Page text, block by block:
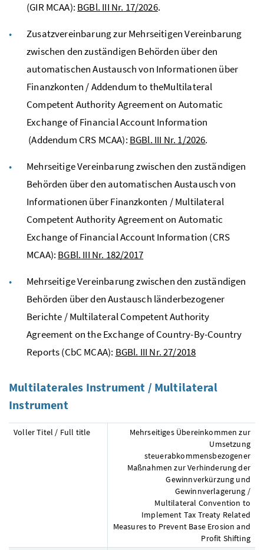
(GIR MCAA): BGBl. III Nr. 17/2026.
Zusatzvereinbarung zur Mehrseitigen Vereinbarung
zwischen den zuständigen Behörden über den
automatischen Austausch von Informationen über
Finanzkonten / Addendum to theMultilateral
Competent Authority Agreement on Automatic
Exchange of Financial Account Information
(Addendum CRS MCAA): BGBl. III Nr. 1/2026.
Mehrseitige Vereinbarung zwischen den zuständigen
Behörden über den automatischen Austausch von
Informationen über Finanzkonten /Multilateral
Competent Authority Agreement on Automatic
Exchange of Financial Account Information (CRS
MCAA): BGBl. III Nr. 182/2017
Mehrseitige Vereinbarung zwischen den zuständigen
Behörden über den Austausch länderbezogener
Berichte /Multilateral Competent Authority
Agreement on the Exchange of Country-By-Country
Reports(CbC MCAA): BGBl. III Nr.27/2018
Multilaterales Instrument / Multilateral
Instrument
Voller Titel / Full title
Mehrseitiges Übereinkommen zur
Umsetzung
steuerabkommensbezogener
Maßnahmen zur Verhinderung der
Gewinnverkürzung und
Gewinnverlagerung /
Multilateral Convention to
Implement Tax Treaty Related
Measures to Prevent Base Erosion and
Profit Shifting